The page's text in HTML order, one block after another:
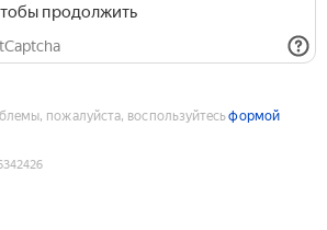
продолжить
пожалуйста, воспользуйтесьформой